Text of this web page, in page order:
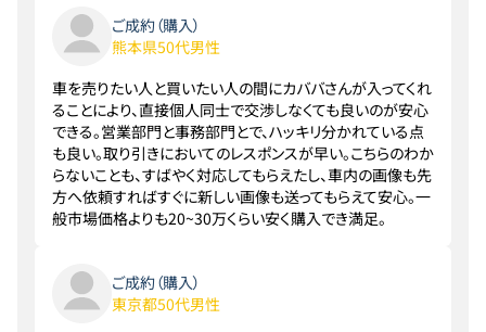
ご成約（購入）
熊本県50代男性
車を売りたい人と買いたい人の間にカババさんが入ってくれ
ることにより、直接個人同士で交渉しなくても良いのが安心
できる。営業部門と事務部門とで、ハッキリ分かれている点
も良い。取り引きにおいてのレスポンスが早い。こちらのわか
らないことも、すばやく対応してもらえたし、車内の画像も先
方へ依頼すればすぐに新しい画像も送ってもらえて安心。一
般市場価格よりも20~30万くらい安く購入でき満足。
ご成約（購入）
東京都50代男性